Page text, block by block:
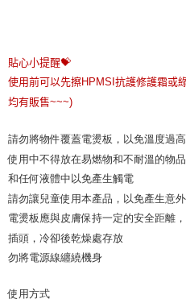
貼心小提醒💝
使用前可以先擦HPMSI抗護修護霜或
均有販售~~~)
請勿將物件覆蓋電燙板，以免溫度過
使用中不得放在易燃物和不耐溫的物
和任何液體中以免產生觸電
請勿讓兒童使用本產品，以免產生意
電燙板應與皮膚保持一定的安全距離
插頭，冷卻後乾燥處存放
勿將電源線纏繞機身
使用方式